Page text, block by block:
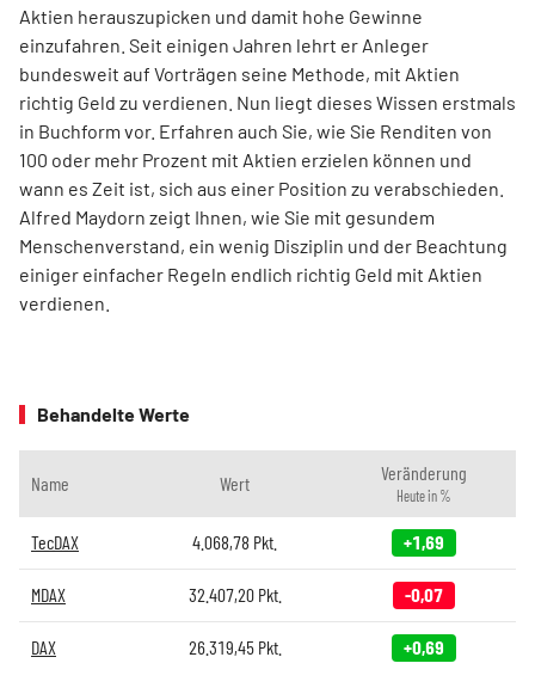
Aktien herauszupicken und damit hohe Gewinne
einzufahren. Seit einigen Jahren lehrt er Anleger
bundesweit auf Vorträgen seine Methode, mit Aktien
richtig Geld zu verdienen. Nun liegt dieses Wissen erstmals
in Buchform vor. Erfahren auch Sie, wie Sie Renditen von
100 oder mehr Prozent mit Aktien erzielen können und
wann es Zeit ist, sich aus einer Position zu verabschieden.
Alfred Maydorn zeigt Ihnen, wie Sie mit gesundem
Menschenverstand, ein wenig Disziplin und der Beachtung
einiger einfacher Regeln endlich richtig Geld mit Aktien
verdienen.
Behandelte Werte
Name Wert Veränderung
Heute in %
TecDAX 4.068,78 Pkt. +1,69
MDAX 32.407,20Pkt. -0,07
DAX 26.319,45Pkt. +0,69